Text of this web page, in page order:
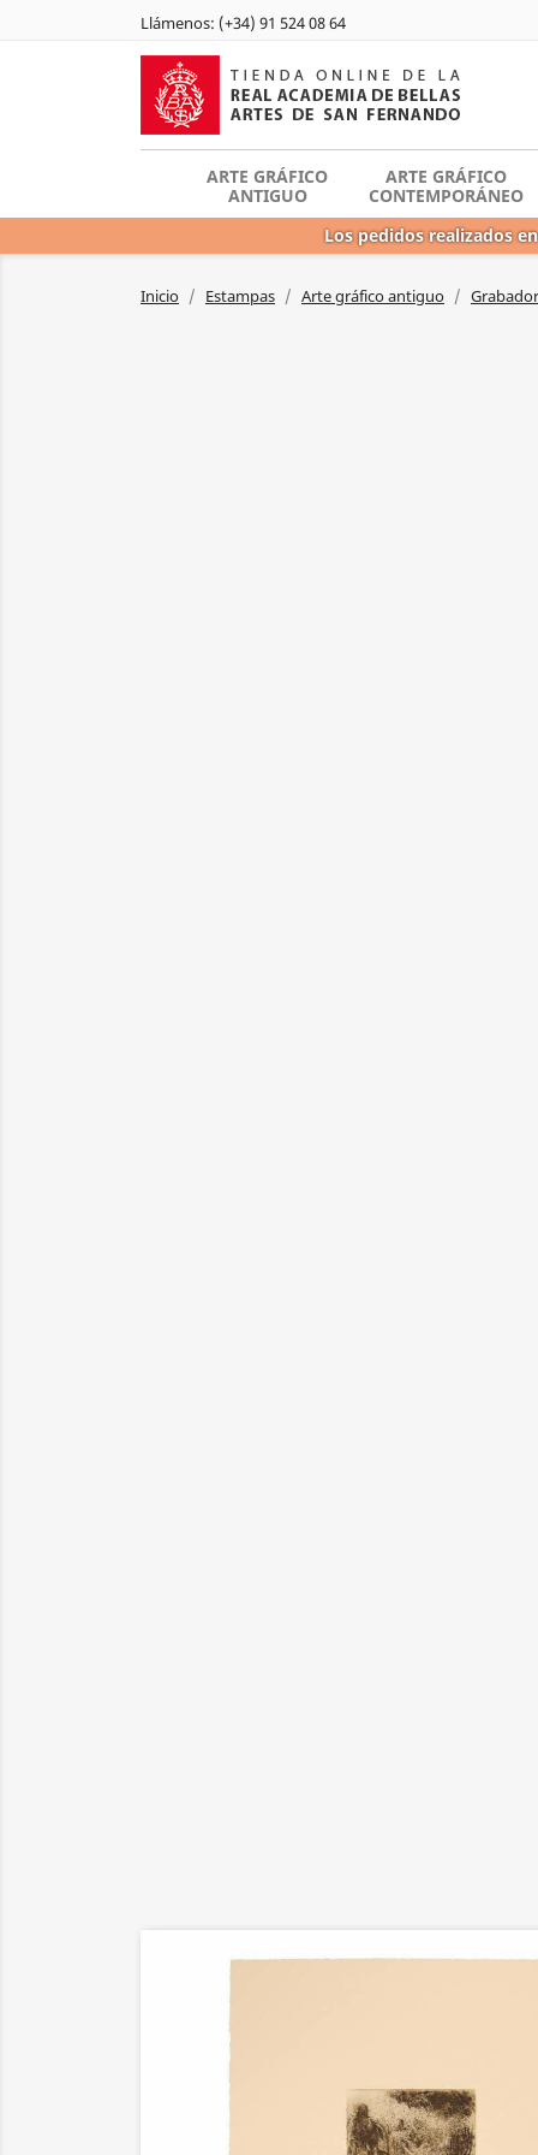
Llámenos: (+34) 91 524 08 64
ARTE GRÁFICO
ANTIGUO
ARTE GRÁFICO
CONTEMPORÁNEO
Los pedidos realizados
Inicio Estampas Arte gráfico antiguo